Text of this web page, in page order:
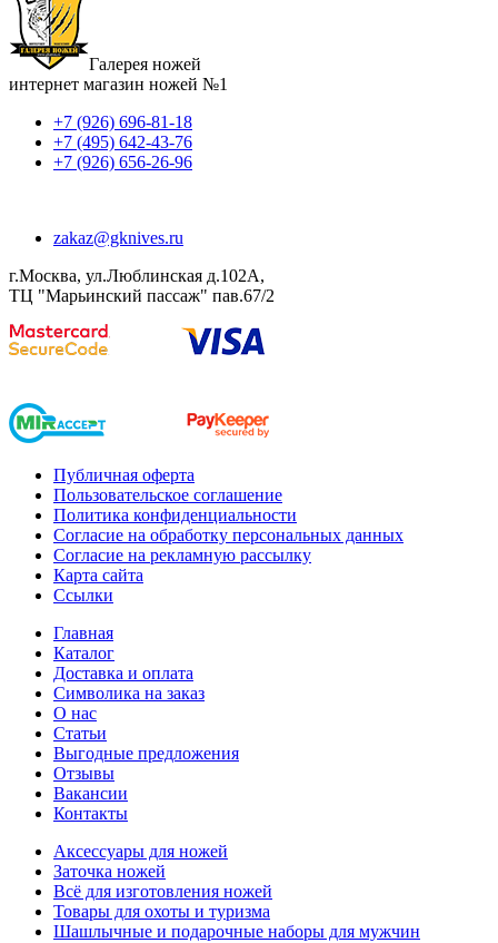
Галерея ножей
интернет магазин ножей №1
+7 (926) 696-81-18
+7 (495) 642-43-76
+7 (926) 656-26-96
zakaz@gknives.ru
г.Москва, ул.Люблинская д.102А,
ТЦ "Марьинский пассаж" пав.67/2
Публичная оферта
Пользовательское соглашение
Политика конфиденциальности
Согласие на обработку персональных данных
Согласие на рекламную рассылку
Карта сайта
Ссылки
Главная
Каталог
Доставка и оплата
Символика на заказ
О нас
Статьи
Выгодные предложения
Отзывы
Вакансии
Контакты
Аксессуары для ножей
Заточка ножей
Всё для изготовления ножей
Товары для охоты и туризма
Шашлычные и подарочные наборы для мужчин